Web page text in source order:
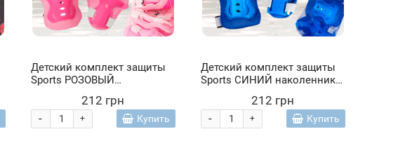
Детский комплект защиты
Sports РОЗОВЫЙ
защита запястей
212 грн
+
- Купить
Детский комплект защиты
Sports СИНИЙ наколенники,
212 грн
+
- Купить